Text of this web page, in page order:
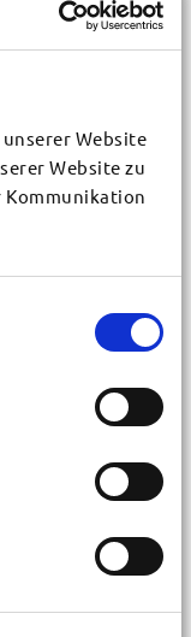
Website
Website zu
Kommunikation
*